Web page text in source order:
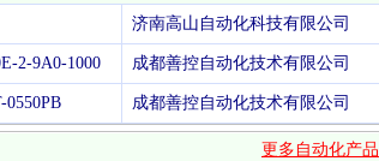
济南高山自动化科技有限公司
2-9A0-1000 成都善控自动化技术有限公司
0550PB 成都善控自动化技术有限公司
更多自动化产品